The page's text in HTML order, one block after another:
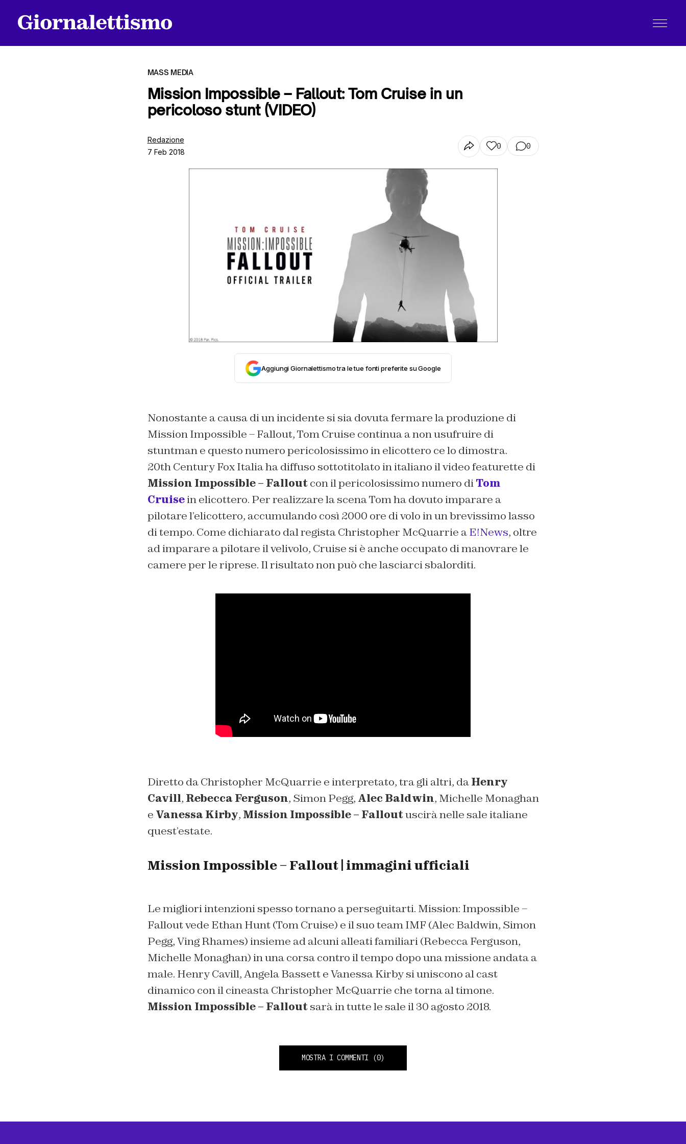
MASS MEDIA
Mission Impossible – Fallout: Tom Cruise in un
pericoloso stunt (VIDEO)
Redazione
7 Feb 2018
0 0
Aggiungi Giornalettismo tra le tue fonti preferite su Google
Nonostante a causa di un incidente si sia dovuta fermare la produzione di
Mission Impossible – Fallout, Tom Cruise continua a non usufruire di
stuntman e questo numero pericolosissimo in elicottero ce lo dimostra.
20th Century Fox Italia ha diffuso sottotitolato in italiano il video featurette di
Mission Impossible – Fallout con il pericolosissimo numero diTom
Cruisein elicottero. Per realizzare la scena Tom ha dovuto imparare a
pilotare l’elicottero, accumulando così 2000 ore di volo in un brevissimo lasso
di tempo. Come dichiarato dal regista Christopher McQuarrie aE!News, oltre
ad imparare a pilotare il velivolo, Cruise si è anche occupato di manovrare le
camere per le riprese. Il risultato non può che lasciarci sbalorditi.
Diretto da Christopher McQuarrie e interpretato, tra gli altri, daHenry
Cavill, Rebecca Ferguson, Simon Pegg, Alec Baldwin, Michelle Monaghan
e Vanessa Kirby, Mission Impossible – Falloutuscirà nelle sale italiane
quest’estate.
Mission Impossible – Fallout | immagini ufficiali
Le migliori intenzioni spesso tornano a perseguitarti. Mission: Impossible –
Fallout vede Ethan Hunt (Tom Cruise) e il suo team IMF (Alec Baldwin, Simon
Pegg, Ving Rhames) insieme ad alcuni alleati familiari (Rebecca Ferguson,
Michelle Monaghan) in una corsa contro il tempo dopo una missione andata a
male. Henry Cavill, Angela Bassett e Vanessa Kirby si uniscono al cast
dinamico con il cineasta Christopher McQuarrie che torna al timone.
Mission Impossible – Fallout sarà in tutte le sale il 30 agosto 2018.
MOSTRA I COMMENTI (0)